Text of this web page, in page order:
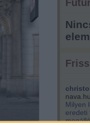
elem
Milyen
eredeti